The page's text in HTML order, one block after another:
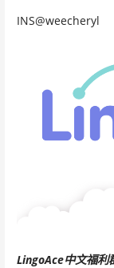
INS@weecheryl
LingoAce中文福利